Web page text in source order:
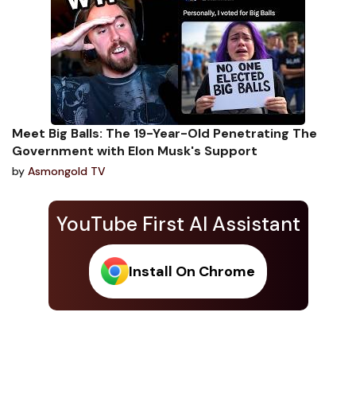
YouTube First AI Assistant
Install On Chrome
Meet Big Balls: The 19-Year-Old Penetrating The
Government with Elon Musk's Support
by Asmongold TV